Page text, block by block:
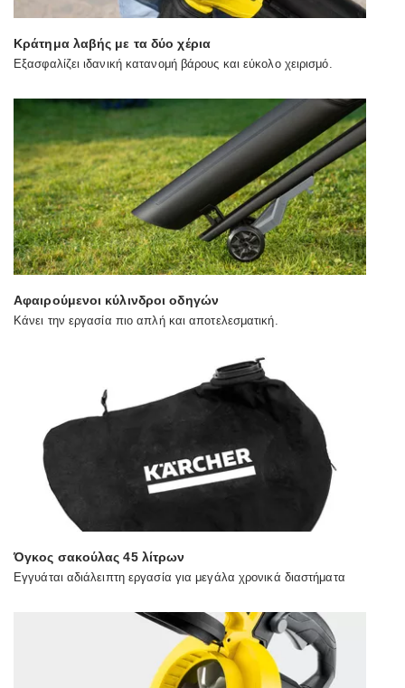
Κράτημα λαβής με τα δύο χέρια
Εξασφαλίζει ιδανική κατανομή βάρους και εύκολο χειρισμό.
Αφαιρούμενοι κύλινδροι οδηγών
Κάνει την εργασία πιο απλή και αποτελεσματική.
Όγκος σακούλας 45 λίτρων
Εγγυάται αδιάλειπτη εργασία για μεγάλα χρονικά διαστήματα